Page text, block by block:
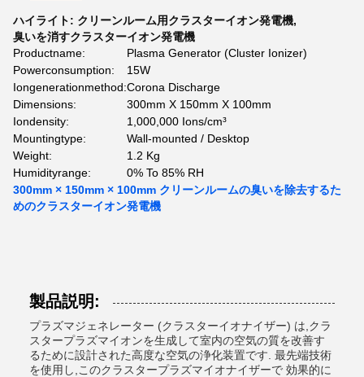
ハイライト: クリーンルーム用クラスターイオン発電機,
臭いを消すクラスターイオン発電機
Productname:
Plasma Generator (Cluster Ionizer)
Powerconsumption:
15W
Iongenerationmethod:Corona Discharge
Dimensions:
300mm X 150mm X 100mm
Iondensity:
1,000,000 Ions/cm³
Mountingtype:
Wall-mounted / Desktop
Weight:
1.2 Kg
Humidityrange:
0% To 85% RH
300mm × 150mm × 100mm クリーンルームの臭いを除去するた
めのクラスターイオン発電機
製品説明:
プラズマジェネレーター (クラスターイオナイザー) は,クラ
スタープラズマイオンを生成して室内の空気の質を改善す
るために設計された高度な空気の浄化装置です. 最先端技術
を使用し,このクラスタープラズマイオナイザーで 効果的に